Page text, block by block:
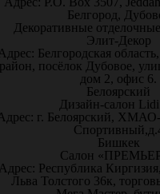
Белгород,
Декоративные
Элит-Декор
Белгородская
посёлок Дубовое,
дом 2, офис 6.
Белоярский
Дизайн-салон
г. Белоярский,
Бишкек
Салон
Республика
Льва Толстого 36к,